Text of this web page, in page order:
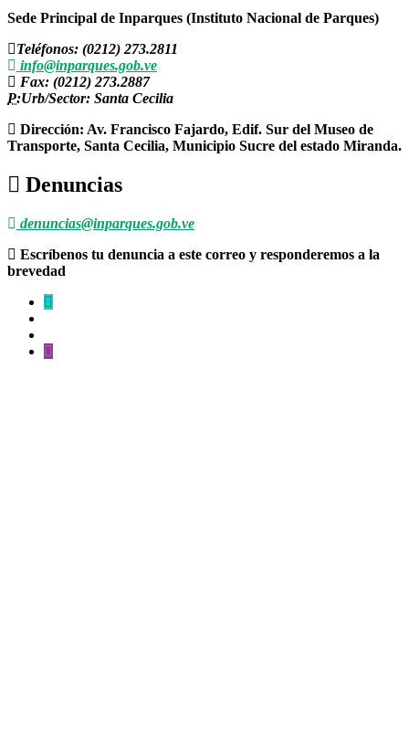
Sede Principal de Inparques (Instituto Nacional de Parques)
Teléfonos: (0212) 273.2811
info@inparques.gob.ve
Fax: (0212) 273.2887
P:Urb/Sector: Santa Cecilia
Dirección: Av. Francisco Fajardo, Edif. Sur del Museo de
Transporte, Santa Cecilia, Municipio Sucre del estado Miranda.
Denuncias
denuncias@inparques.gob.ve
Escríbenos tu denuncia a este correo y responderemos a la
brevedad